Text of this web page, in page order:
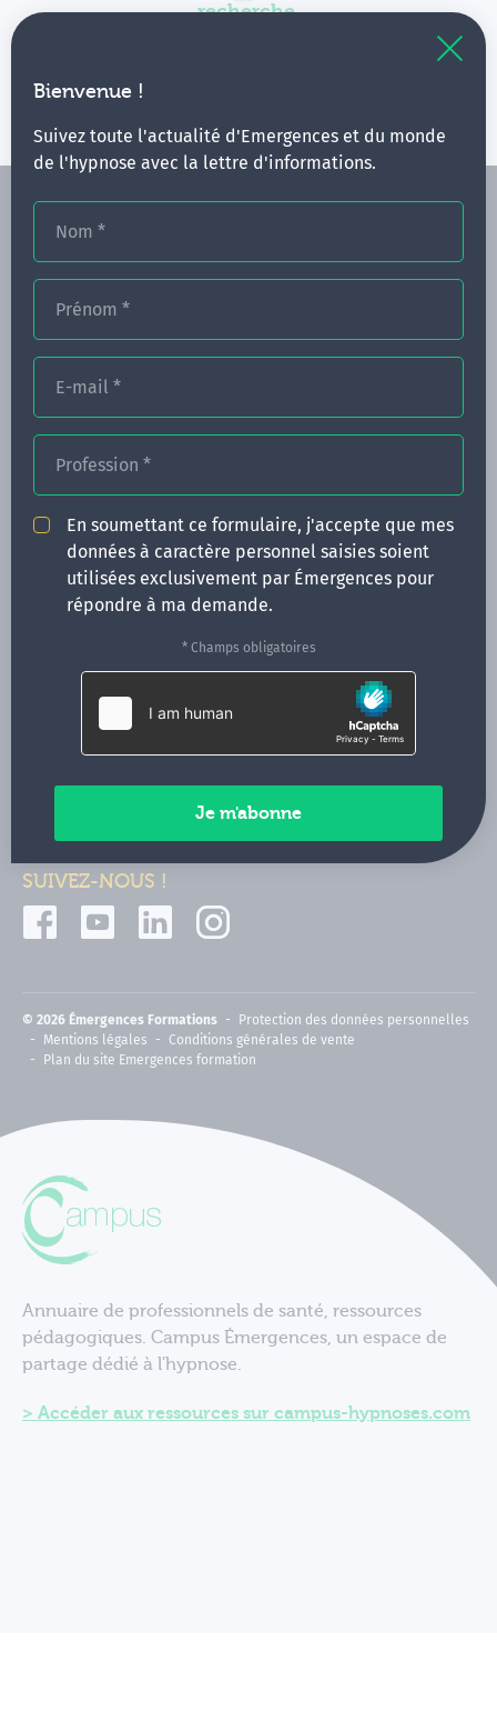
Bienvenue !
Suivez toute l'actualité d'Emergences et du monde
de l'hypnose avec la lettre d'informations.
Nom *
Prénom *
E-mail *
Profession *
En soumettant ce formulaire, j'accepte que mes
données à caractère personnel saisies soient
utilisées exclusivement par Émergences pour
répondre à ma demande.
* Champs obligatoires
recherche.
Vous pouvez renouveler votre requête en élargissant
CONGRÈS
ACTUALITÉS
INFOS PRATIQUES
Qui sommes-nous ?
CONTACT
35000 Rennes
02 99 05 25 47
Contactez-nous
Paiements sécurisés
SUIVEZ-NOUS !
© 2026 Émergences Formations
Protection des données personnelles
Mentions légales
Conditions générales de vente
Plan du site Emergences formation
Annuaire de professionnels de santé, ressources
pédagogiques. Campus Émergences, un espace de
partage dédié à l'hypnose.
Accéder aux ressources sur campus-hypnoses.com